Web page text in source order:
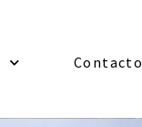
Contacto